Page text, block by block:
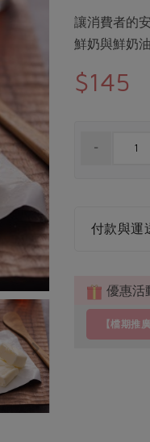
讓消費者的
鮮奶與鮮奶
$145
付款與運
優惠活
【檔期推